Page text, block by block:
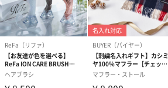
スキンケアグッズ
スキンケアグッズを同梱してお届けします。